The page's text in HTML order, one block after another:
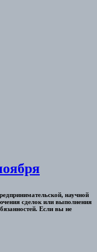
научной
сделок или выполнения
Если вы не